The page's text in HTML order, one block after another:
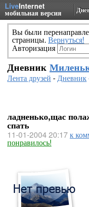
LiveInternet
мобильная версия
Вы были
страницы. Вернуться!
Авторизация
Дневник
Лента друзей -Дневник
ладненько,щас
спать
11-01-2004 20:17к
понравилось!